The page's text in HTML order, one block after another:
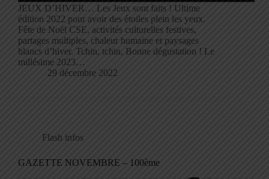
JEUX D’HIVER… Les Jeux sont faits ! Ultime
édition 2022 pour avoir des étoiles plein les yeux.
Fête de Noël CSE, activités culturelles festives,
partages multiples, chaleur humaine et paysages
blancs d’hiver. Tchin, tchin, Bonne dégustation ! Le
millésime 2023…
29 décembre 2022
Flash infos
GAZETTE NOVEMBRE – 100ème